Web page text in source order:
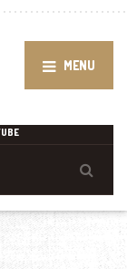
MENU